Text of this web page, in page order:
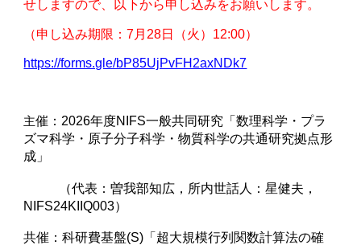
せしますので、以下から申し込みをお願いします。
（申し込み期限：7月28日（火）12:00）
https://forms.gle/bP85UjPvFH2axNDk7
主催：2026年度NIFS一般共同研究「数理科学・プラ
ズマ科学・原子分子科学・物質科学の共通研究拠点形
成」
（代表：曽我部知広，所内世話人：星健夫，
NIFS24KIIQ003）
共催：科研費基盤(S)「超大規模行列関数計算法の確